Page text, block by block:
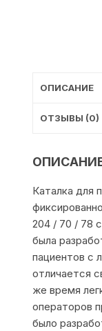
ОПИСАНИЕ
ОТЗЫВЫ (0)
Каталка для
204 / 70 / 78
была
пациентов с
отличается
же время
операторов
было